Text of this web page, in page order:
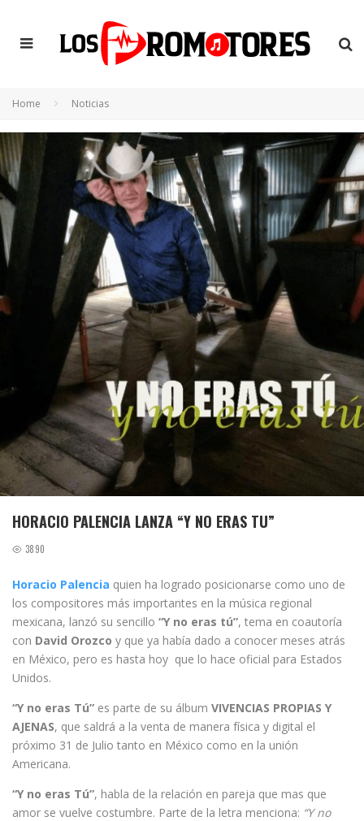
Home Noticias
HORACIO PALENCIA LANZA “Y NO ERAS TU”
3890
Horacio Palencia quien ha logrado posicionarse como uno de
los compositores más importantes en la música regional
mexicana, lanzó su sencillo “Y no eras tú”, tema en coautoría
con David Orozco y que ya había dado a conocer meses atrás
en México, pero es hasta hoy que lo hace oficial para Estados
Unidos.
“Y no eras Tú” es parte de su álbum VIVENCIAS PROPIAS Y
AJENAS, que saldrá a la venta de manera física y digital el
próximo 31 de Julio tanto en México como en la unión
Americana.
“Y no eras Tú”, habla de la relación en pareja que mas que
amor se vuelve costumbre. Parte de la letra menciona: “Y no